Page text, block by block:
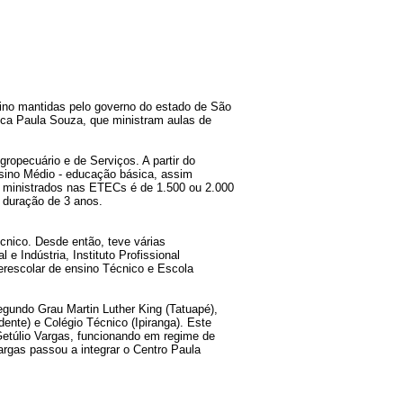
mantidas pelo governo do estado de São
Paula Souza, que ministram aulas de
e de Serviços. A partir do
Médio - educação básica, assim
nas ETECs é de 1.500 ou 2.000
de 3 anos.
Desde então, teve várias
e Indústria, Instituto Profissional
de ensino Técnico e Escola
Grau Martin Luther King (Tatuapé),
e Colégio Técnico (Ipiranga). Este
Vargas, funcionando em regime de
passou a integrar o Centro Paula